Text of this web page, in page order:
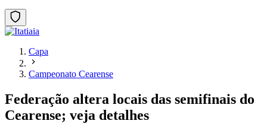
Capa
Campeonato Cearense
Federação altera locais das semifinais do
Cearense; veja detalhes